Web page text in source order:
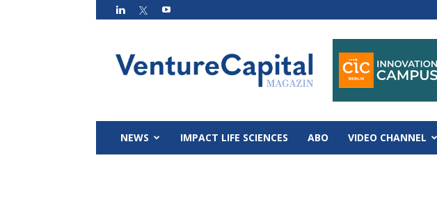
Magazin
NEWS IMPACT LIFE SCIENCES ABO VIDEO CHANNEL